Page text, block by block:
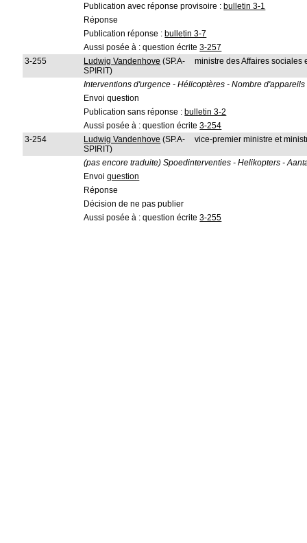
Publication avec réponse provisoire : bulletin 3-1
Réponse
Publication réponse : bulletin 3-7
Aussi posée à : question écrite3-257
3-255
Ludwig Vandenhove (SP.A-
SPIRIT)
ministre des Affaires sociales
Interventions d'urgence - Hélicoptères - Nombre
Envoi question
Publication sans réponse : bulletin 3-2
Aussi posée à : question écrite3-254
3-254
Ludwig Vandenhove (SP.A-
SPIRIT)
vice-premier ministre et
(pas encore traduite) Spoedinterventies - Helikopters -
Envoiquestion
Réponse
Décision de ne pas publier
Aussi posée à : question écrite3-255